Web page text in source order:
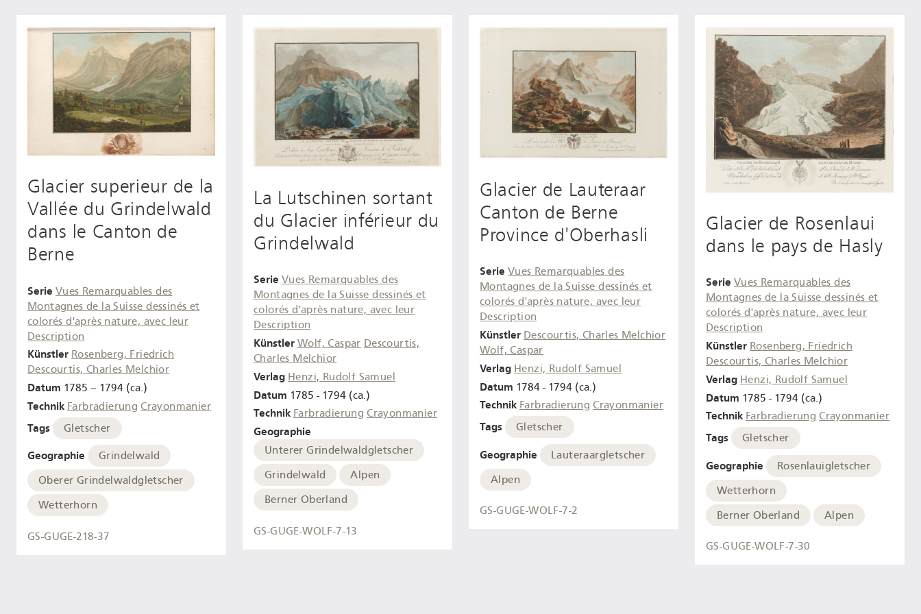
Glacier superieur de la
Vallée du Grindelwald
dans le Canton de
Berne
Serie Vues Remarquables des
Montagnes de la Suisse dessinés et
colorés d'après nature, avec leur
Description
Künstler Rosenberg, Friedrich
Descourtis, Charles Melchior
Datum 1785 – 1794 (ca.)
Technik Farbradierung Crayonmanier
Tags Gletscher
Geographie
Grindelwald
Oberer Grindelwaldgletscher
Wetterhorn
GS-GUGE-218-37
La Lutschinen sortant
du Glacier inférieur du
Grindelwald
Serie Vues Remarquables des
Montagnes de la Suisse dessinés et
colorés d'après nature, avec leur
Description
Künstler Wolf, Caspar Descourtis,
Charles Melchior
Verlag Henzi, Rudolf Samuel
Datum 1785 - 1794 (ca.)
Technik Farbradierung Crayonmanier
Geographie
Unterer Grindelwaldgletscher
Grindelwald
Alpen
Berner Oberland
GS-GUGE-WOLF-7-13
Glacier de Lauteraar
Canton de Berne
Province d'Oberhasli
Serie Vues Remarquables des
Montagnes de la Suisse dessinés et
colorés d'après nature, avec leur
Description
Künstler Descourtis, Charles Melchior
Wolf, Caspar
Verlag Henzi, Rudolf Samuel
Datum 1784 - 1794 (ca.)
Technik Farbradierung Crayonmanier
Tags Gletscher
Geographie
Lauteraargletscher
Alpen
GS-GUGE-WOLF-7-2
Glacier de Rosenlaui
dans le pays de Hasly
Serie Vues Remarquables des
Montagnes de la Suisse dessinés et
colorés d'après nature, avec leur
Description
Künstler Rosenberg, Friedrich
Descourtis, Charles Melchior
Verlag Henzi, Rudolf Samuel
Datum 1785 - 1794 (ca.)
Technik Farbradierung Crayonmanier
Tags Gletscher
Geographie
Rosenlauigletscher
Wetterhorn
Berner Oberland
Alpen
GS-GUGE-WOLF-7-30